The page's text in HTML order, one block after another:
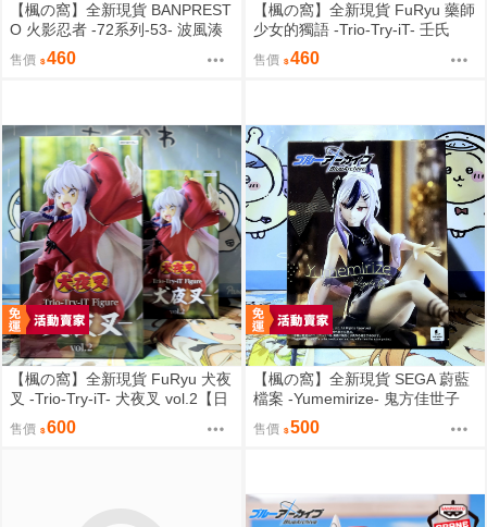
【楓の窩】全新現貨 BANPREST
O 火影忍者 -72系列-53- 波風湊
＆漩渦九品＆鳴人【日版】
售價 460
【楓の窩】全新現貨 FuRyu 藥師
少女的獨語 -Trio-Try-iT- 壬氏
【日版】
售價 460
【楓の窩】全新現貨 FuRyu 犬夜
叉 -Trio-Try-iT- 犬夜叉 vol.2【日
售價 600
【楓の窩】全新現貨 SEGA 蔚藍
檔案 -Yumemirize- 鬼方佳世子
【日版】
售價 500